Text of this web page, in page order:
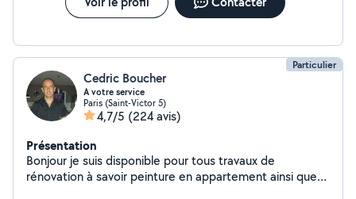
Particulier
Cedric Boucher
A votre service
Paris (Saint-Victor 5)
4,7/5 (224 avis)
Présentation
Bonjour je suis disponible pour tous travaux de
rénovation à savoir peinture en appartement ainsi que